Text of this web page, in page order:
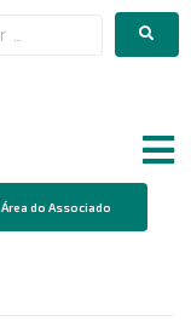
Área do Associado